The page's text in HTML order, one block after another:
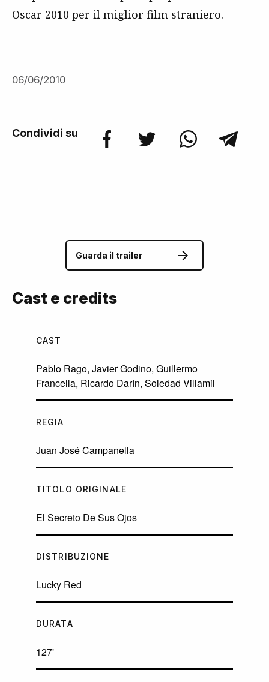
Oscar 2010 per il miglior film straniero.
06/06/2010
Condividi su
Guarda il trailer
Cast e credits
CAST
Pablo Rago, Javier Godino, Guillermo
Francella, Ricardo Darín, Soledad Villamil
REGIA
Juan José Campanella
TITOLO ORIGINALE
El Secreto De Sus Ojos
DISTRIBUZIONE
Lucky Red
DURATA
127'